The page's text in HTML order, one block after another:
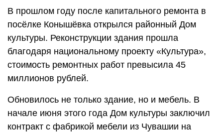
В прошлом году после капитального ремонта в
посёлке Конышёвка открылся районный Дом
культуры. Реконструкции здания прошла
благодаря национальному проекту «Культура»,
стоимость ремонтных работ превысила 45
миллионов рублей.
Обновилось не только здание, но и мебель. В
начале июня этого года Дом культуры заключил
контракт с фабрикой мебели из Чувашии на